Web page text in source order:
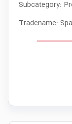
Subcategory:
Tradename: